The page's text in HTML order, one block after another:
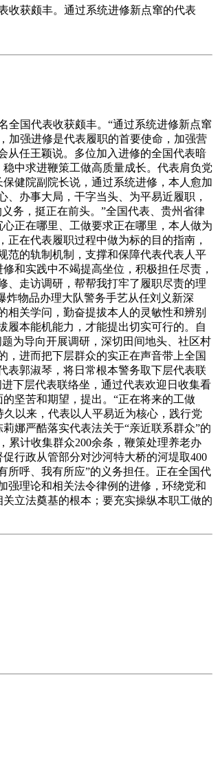
收获颇丰。通过系统进修新点窜的代表
国代表收获颇丰。“通过系统进修新点窜
加强进修是代表履职的首要使命，加强营
从任王颖说。多位加入进修的全国代表暗
中求进鞭策工做高质量成长。代表肩负党
健院副院长说，通过系统进修，本人愈加
办事大局，干字当头、为平易近履职，
务，挺正在前头。”全国代表、贵州省律
正在哪里、工做要求正在哪里，本人做为
在代表履职过程中做为标的目的指南，
范的轨制机制，支撑和保障代表代表人平
和实践中不竭提高坐位，积极担任尽责，
、走访调研，帮帮我打牢了履职尽责的理
炸物品办理大队警务手艺从任刘义新深
关学问，勤奋提拔本人的灵敏性和辨别
履本能机能力，才能提出切实可行的。自
为导向开展调研，深切田间地头、社区村
，进而把下层群众的实正在声音带上全国
表郭淑琴，将日常根本警务取下层代表联
下层代表联络坐，通过代表欢迎日收集看
坚苦和期望，提出。“正在将来的工做
以来，代表以人平易近为核心，践行党
娜严酷落实代表法关于“亲近联系群众”的
累计收集群众200余条，鞭策处理养老办
行政从管部分对沙河特大桥的河堤取400
所呼、我有所应”的义务担任。正在全国代
强理论和相关法令律例的进修，环绕党和
立法奠基的根本；要充实操纵本职工做的